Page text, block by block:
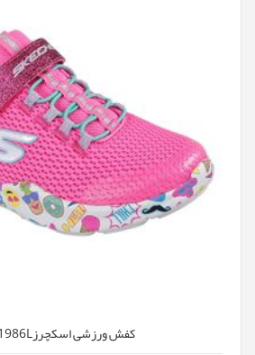
کفش ورزشی اسکچرزSN 81986L